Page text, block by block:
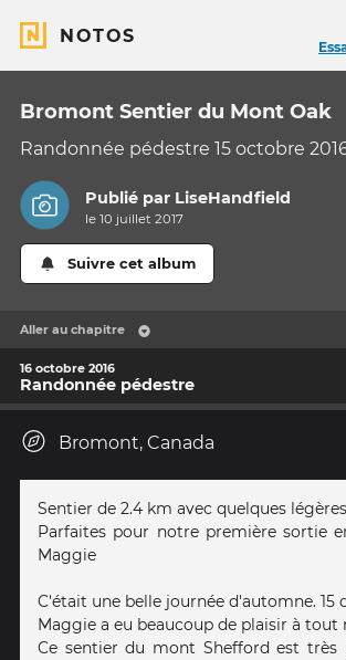
NOTOS
Bromont Sentier du Mont Oak
Randonnée pédestre 15 octobre
Publié par LiseHandfield
le 10 juillet 2017
Suivre cet album
Aller au chapitre
16 octobre 2016
Randonnée pédestre
Bromont, Canada
Sentier de 2.4 km avec quelques
Parfaites pour notre première sortie
Maggie
C'était une belle journée d'automne. 15
Maggie a eu beaucoup de plaisir à tout
Ce sentier du mont Shefford est très